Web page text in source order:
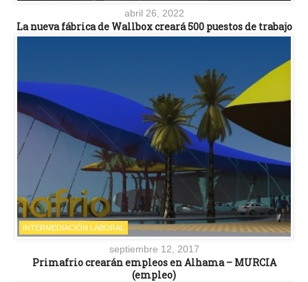
abril 26, 2022
La nueva fábrica de Wallbox creará 500 puestos de trabajo
INTERMEDIACIÓN LABORAL
septiembre 12, 2017
Primafrio crearán empleos en Alhama – MURCIA
(empleo)